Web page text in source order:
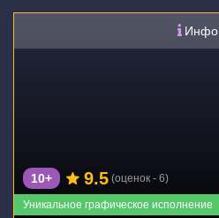
Инфо
Уникальное графическое исполнение
10+ 9.5 (оценок - 6)